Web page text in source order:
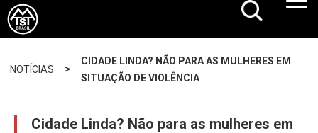
NOTÍCIAS >
CIDADE LINDA? NÃO PARA AS MULHERES EM
SITUAÇÃO DE VIOLÊNCIA
Cidade Linda? Não para as mulheres em